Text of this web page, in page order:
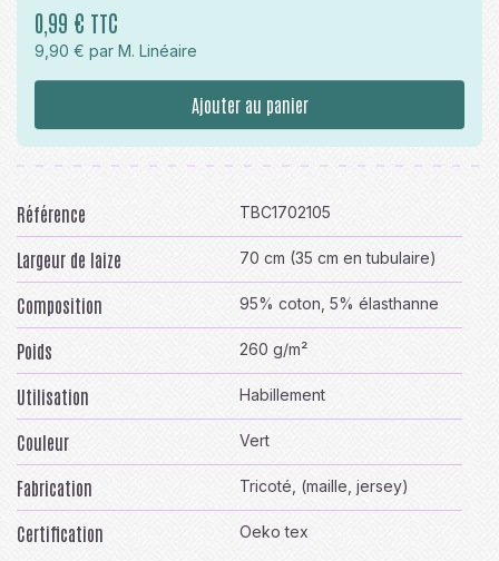
0,99 € TTC
9,90 € par M. Linéaire
Ajouter au panier
Référence TBC1702105
Largeur de laize 70 cm (35 cm en tubulaire)
Composition 95% coton, 5% élasthanne
Poids 260 g/m²
Utilisation Habillement
Couleur Vert
Fabrication Tricoté, (maille, jersey)
Certification Oeko tex